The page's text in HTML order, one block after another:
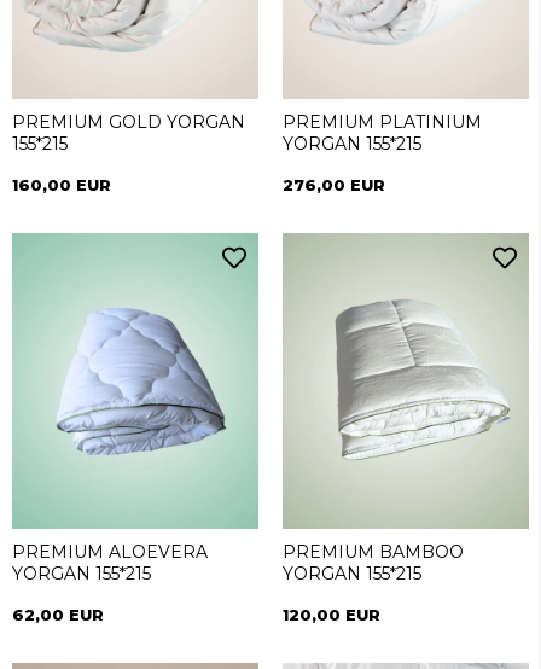
PREMIUM GOLD YORGAN
155*215
160,00 EUR
PREMIUM PLATINIUM
YORGAN 155*215
276,00 EUR
PREMIUM ALOEVERA
YORGAN 155*215
62,00 EUR
PREMIUM BAMBOO
YORGAN 155*215
120,00 EUR